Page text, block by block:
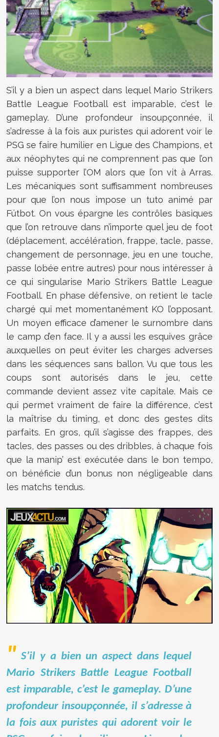
S’il y a bien un aspect dans lequel Mario Strikers
Battle League Football est imparable, c’est le
gameplay. D’une profondeur insoupçonnée, il
s’adresse à la fois aux puristes qui adorent voir le
PSG se faire humilier en Ligue des Champions, et
aux néophytes qui ne comprennent pas que l’on
puisse supporter l’OM alors que l’on vit à Arras.
Les mécaniques sont suffisamment nombreuses
pour que l’on nous impose un tuto animé par
Fútbot. On vous épargne les contrôles basiques
que l’on retrouve dans n’importe quel jeu de foot
(déplacement, accélération, frappe, tacle, passe,
changement de personnage, jeu en une touche,
passe lobée entre autres) pour nous intéresser à
ce qui singularise Mario Strikers Battle League
Football. En phase défensive, on retient le tacle
chargé qui met momentanément KO l’opposant.
Un moyen efficace d’amener le surnombre dans
le camp d’en face. Il y a aussi les esquives grâce
auxquelles on peut éviter les charges adverses
dans les séquences sans ballon. Vu que tous les
coups sont autorisés dans le jeu, cette
commande devient assez vite capitale. Mais ce
qui permet vraiment de faire la différence, c’est
la maîtrise du timing, et donc des gestes dits
parfaits. En gros, qu’il s’agisse des frappes, des
tacles, des passes ou des dribbles, à chaque fois
que la manip’ est exécutée dans le bon tempo,
on bénéficie d’un bonus non négligeable dans
les matchs tendus.
S’il y a bien un aspect dans lequel
Mario Strikers Battle League Football
est imparable, c’est le gameplay. D’une
profondeur insoupçonnée, il s’adresse à
la fois aux puristes qui adorent voir le